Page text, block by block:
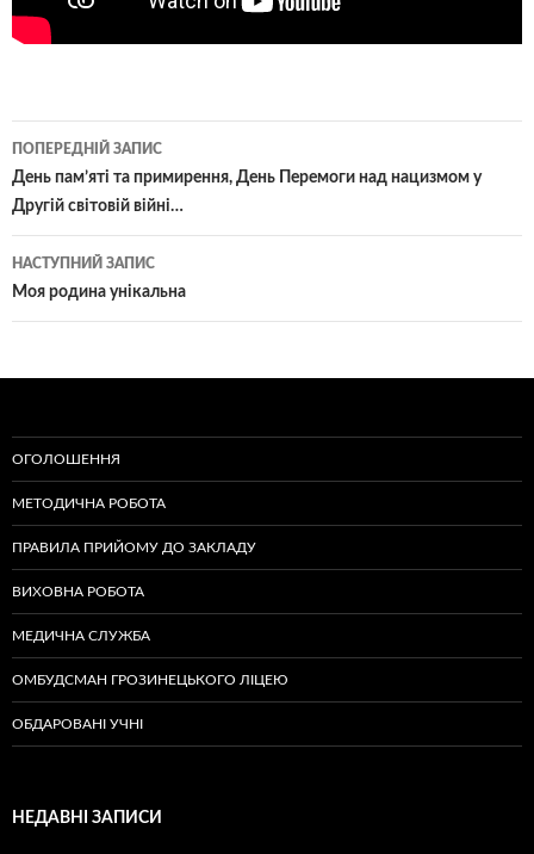
Навігація
по
записам
ПОПЕРЕДНІЙ ЗАПИС
День пам’яті та примирення, День Перемоги над нацизмом у
Другій світовій війні…
НАСТУПНИЙ ЗАПИС
Моя родина унікальна
ОГОЛОШЕННЯ
МЕТОДИЧНА РОБОТА
ПРАВИЛА ПРИЙОМУ ДО ЗАКЛАДУ
ВИХОВНА РОБОТА
МЕДИЧНА СЛУЖБА
ОМБУДСМАН ГРОЗИНЕЦЬКОГО ЛІЦЕЮ
ОБДАРОВАНІ УЧНІ
НЕДАВНІ ЗАПИСИ